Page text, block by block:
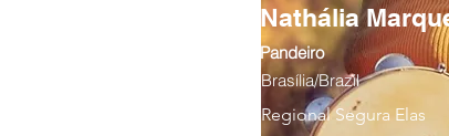
Nathália
Brasília/Brazil
Pandeiro
Regional Segura Elas